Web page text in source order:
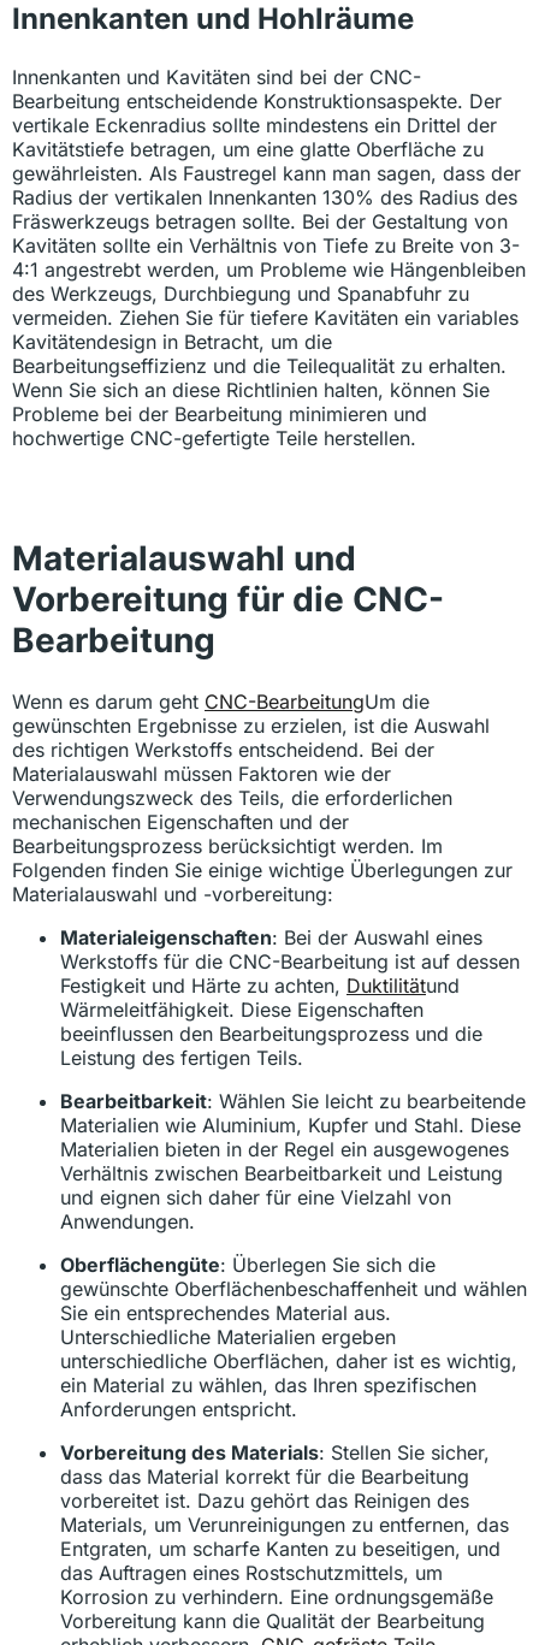
Innenkanten und Hohlräume
Innenkanten und Kavitäten sind bei der CNC-
Bearbeitung entscheidende Konstruktionsaspekte. Der
vertikale Eckenradius sollte mindestens ein Drittel der
Kavitätstiefe betragen, um eine glatte Oberfläche zu
gewährleisten. Als Faustregel kann man sagen, dass der
Radius der vertikalen Innenkanten 130% des Radius des
Fräswerkzeugs betragen sollte. Bei der Gestaltung von
Kavitäten sollte ein Verhältnis von Tiefe zu Breite von 3-
4:1 angestrebt werden, um Probleme wie Hängenbleiben
des Werkzeugs, Durchbiegung und Spanabfuhr zu
vermeiden. Ziehen Sie für tiefere Kavitäten ein variables
Kavitätendesign in Betracht, um die
Bearbeitungseffizienz und die Teilequalität zu erhalten.
Wenn Sie sich an diese Richtlinien halten, können Sie
Probleme bei der Bearbeitung minimieren und
hochwertige CNC-gefertigte Teile herstellen.
Materialauswahl und
Vorbereitung für die CNC-
Bearbeitung
Wenn es darum geht CNC-BearbeitungUm die
gewünschten Ergebnisse zu erzielen, ist die Auswahl
des richtigen Werkstoffs entscheidend. Bei der
Materialauswahl müssen Faktoren wie der
Verwendungszweck des Teils, die erforderlichen
mechanischen Eigenschaften und der
Bearbeitungsprozess berücksichtigt werden. Im
Folgenden finden Sie einige wichtige Überlegungen zur
Materialauswahl und -vorbereitung:
Materialeigenschaften: Bei der Auswahl eines
Werkstoffs für die CNC-Bearbeitung ist auf dessen
Festigkeit und Härte zu achten, Duktilitätund
Wärmeleitfähigkeit. Diese Eigenschaften
beeinflussen den Bearbeitungsprozess und die
Leistung des fertigen Teils.
Bearbeitbarkeit: Wählen Sie leicht zu bearbeitende
Materialien wie Aluminium, Kupfer und Stahl. Diese
Materialien bieten in der Regel ein ausgewogenes
Verhältnis zwischen Bearbeitbarkeit und Leistung
und eignen sich daher für eine Vielzahl von
Anwendungen.
Oberflächengüte: Überlegen Sie sich die
gewünschte Oberflächenbeschaffenheit und wählen
Sie ein entsprechendes Material aus.
Unterschiedliche Materialien ergeben
unterschiedliche Oberflächen, daher ist es wichtig,
ein Material zu wählen, das Ihren spezifischen
Anforderungen entspricht.
Vorbereitung des Materials: Stellen Sie sicher,
dass das Material korrekt für die Bearbeitung
vorbereitet ist. Dazu gehört das Reinigen des
Materials, um Verunreinigungen zu entfernen, das
Entgraten, um scharfe Kanten zu beseitigen, und
das Auftragen eines Rostschutzmittels, um
Korrosion zu verhindern. Eine ordnungsgemäße
Vorbereitung kann die Qualität der Bearbeitung